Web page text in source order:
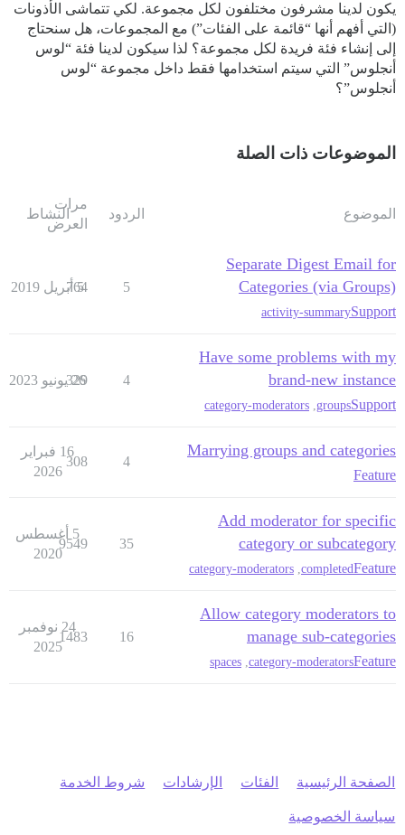
يكون لدينا مشرفون مختلفون لكل مجموعة. لكي تتماشى الأذونات
(التي أفهم أنها “قائمة على الفئات”) مع المجموعات، هل سنحتاج
إلى إنشاء فئة فريدة لكل مجموعة؟ لذا سيكون لدينا فئة “لوس
أنجلوس” التي سيتم استخدامها فقط داخل مجموعة “لوس
أنجلوس”؟
الموضوعات ذات الصلة
الموضوع الردود
مرات
العرض
النشاط
Separate Digest Email for
Categories (via Groups)
Support
activity-summary
5
764
5 أبريل 2019
Have some problems with my
brand-new instance
Support
groups
category-moderators
4
329
26 يونيو 2023
Marrying groups and categories
Feature
4
308
16 فبراير
2026
Add moderator for specific
category or subcategory
Feature
completed
category-moderators
35
9549
5 أغسطس
2020
Allow category moderators to
manage sub-categories
Feature
category-moderators
spaces
16
1483
24 نوفمبر
2025
الصفحة الرئيسية الفئات الإرشادات شروط الخدمة
سياسة الخصوصية